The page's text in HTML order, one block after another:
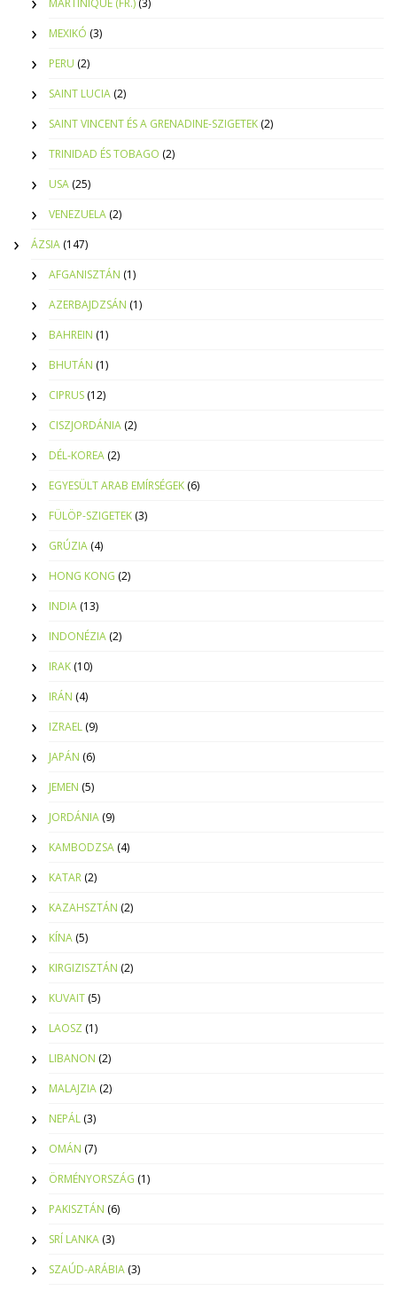
MARTINIQUE (FR.) (3)
MEXIKÓ (3)
PERU (2)
SAINT LUCIA (2)
SAINT VINCENT ÉS A GRENADINE-SZIGETEK (2)
TRINIDAD ÉS TOBAGO (2)
USA (25)
VENEZUELA (2)
ÁZSIA (147)
AFGANISZTÁN (1)
AZERBAJDZSÁN (1)
BAHREIN (1)
BHUTÁN (1)
CIPRUS (12)
CISZJORDÁNIA (2)
DÉL-KOREA (2)
EGYESÜLT ARAB EMÍRSÉGEK (6)
FÜLÖP-SZIGETEK (3)
GRÚZIA (4)
HONG KONG (2)
INDIA (13)
INDONÉZIA (2)
IRAK (10)
IRÁN (4)
IZRAEL (9)
JAPÁN (6)
JEMEN (5)
JORDÁNIA (9)
KAMBODZSA (4)
KATAR (2)
KAZAHSZTÁN (2)
KÍNA (5)
KIRGIZISZTÁN (2)
KUVAIT (5)
LAOSZ (1)
LIBANON (2)
MALAJZIA (2)
NEPÁL (3)
OMÁN (7)
ÖRMÉNYORSZÁG (1)
PAKISZTÁN (6)
SRÍ LANKA (3)
SZAÚD-ARÁBIA (3)